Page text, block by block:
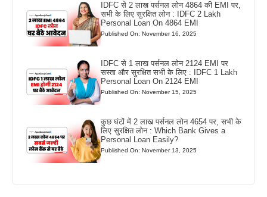
IDFC से 2 लाख पर्सनल लोन 4864 की EMI पर,
सभी के लिए सुरक्षित लोन : IDFC 2 Lakh
Personal Loan On 4864 EMI
Published On: November 16, 2025
IDFC से 1 लाख पर्सनल लोन 2124 EMI पर
सस्ता और सुरक्षित सभी के लिए : IDFC 1 Lakh
Personal Loan On 2124 EMI
Published On: November 15, 2025
कुछ घंटों में 2 लाख पर्सनल लोन 4654 पर, सभी के
लिए सुरक्षित लोन : Which Bank Gives a
Personal Loan Easily?
Published On: November 13, 2025